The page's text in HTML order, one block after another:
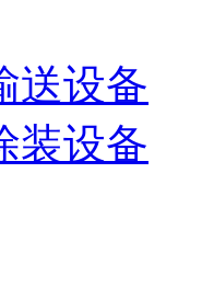
送设备
装设备